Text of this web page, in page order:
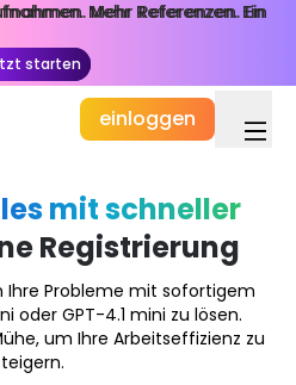
Mehr Referenzen. Ein
starten
Mehr Referenzen. Ein
starten
einloggen
mit schneller
Registrierung
Ihre Probleme mit sofortigem
oder GPT-4.1 mini zu lösen.
um Ihre Arbeitseffizienz zu